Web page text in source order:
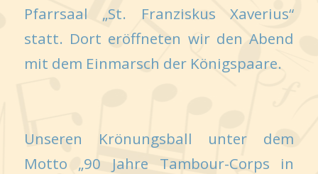
Pfarrsaal „St. Franziskus Xaverius“
statt. Dort eröffneten wir den Abend
mit dem Einmarsch der Königspaare.
Unseren Krönungsball unter dem
Motto „90 Jahre Tambour-Corps in